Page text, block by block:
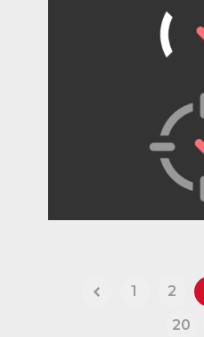
1 2
20